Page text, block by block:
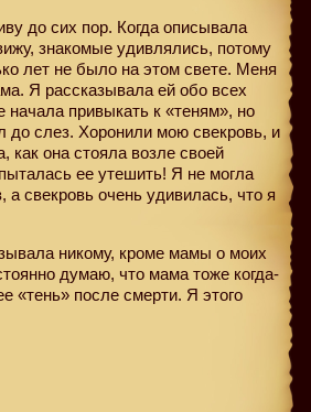
до сих пор. Когда описывала
знакомые удивлялись, потому
лет не было на этом свете. Меня
Я рассказывала ей обо всех
начала привыкать к «теням», но
до слез. Хоронили мою свекровь, и
как она стояла возле своей
ее утешить! Я не могла
а свекровь очень удивилась, что я
никому, кроме мамы о моих
думаю, что мама тоже когда-
«тень» после смерти. Я этого